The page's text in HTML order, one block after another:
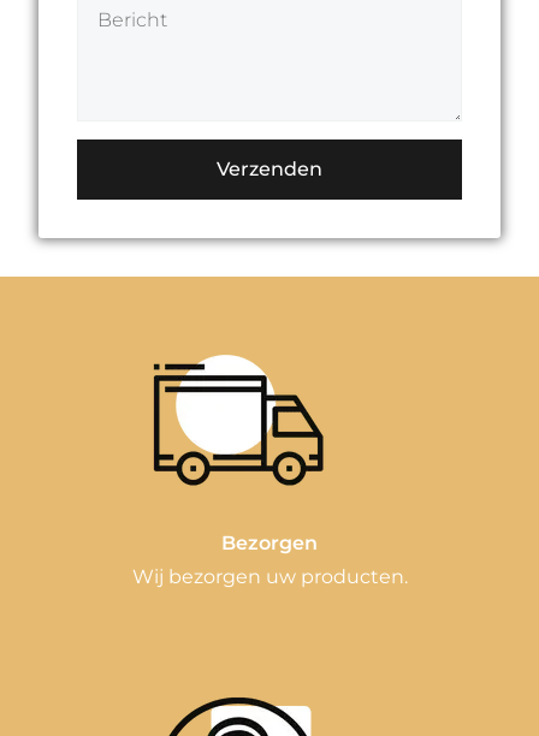
Verzenden
Bezorgen
Wij bezorgen uw producten.